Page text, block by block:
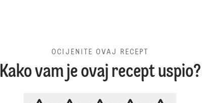
OCIJENITE OVAJ RECEPT
Kako vam je ovaj recept uspio?
OCIJENITE OVAJ RECEPT